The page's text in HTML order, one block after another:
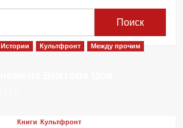
Истории Культфронт
Между прочим
Книги Культфронт